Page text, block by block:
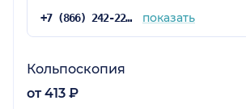
+7 (866) 242-22-62 показать
Кольпоскопия
от 413 ₽